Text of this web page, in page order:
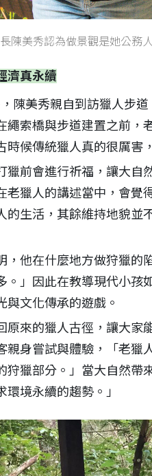
陳美秀認為做景觀是她公務
濟真永續
陳美秀親自到訪獵人步
繩索橋與步道建置之前
時候傳統獵人真的很厲害
獵前會進行祈福，讓大
老獵人的講述當中，會
的生活，其餘維持地貌
，他在什麼地方做狩獵
。」因此在教導現代小
與文化傳承的遊戲。
來的獵人古徑，讓大家
親身嘗試與體驗，「老
狩獵部分。」當大自然
境永續的趨勢。」